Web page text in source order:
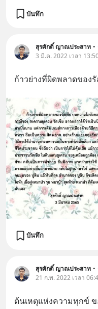
บันทึก
สุรศักดิ์ ญาณประสาท •
3 มี.ค. 2022 เวลา
ก้าวย่างที่ผิดพลาดของ
บันทึก
สุรศักดิ์ ญาณประสาท •
21 ก.พ. 2022 เวลา
ต้นเหตุแห่งความทุกข์